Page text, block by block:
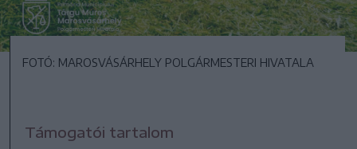
FOTÓ: MAROSVÁSÁRHELY POLGÁRMESTERI HIVATALA
Támogatói tartalom